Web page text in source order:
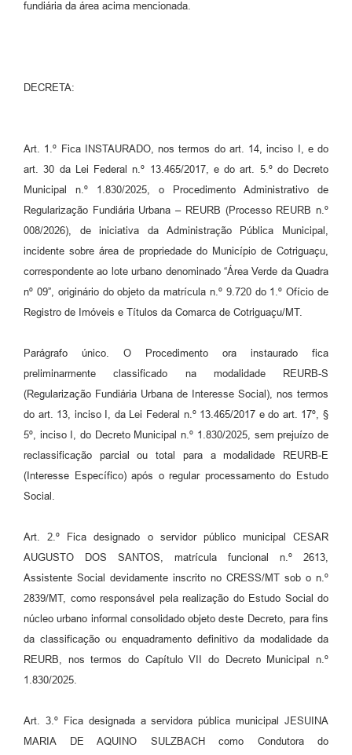
fundiária da área acima mencionada.
DECRETA:
Art. 1.º Fica INSTAURADO, nos termos do art. 14, inciso I, e do
art. 30 da Lei Federal n.º 13.465/2017, e do art. 5.º do Decreto
Municipal n.º 1.830/2025, o Procedimento Administrativo de
Regularização Fundiária Urbana – REURB (Processo REURB n.º
008/2026), de iniciativa da Administração Pública Municipal,
incidente sobre área de propriedade do Município de Cotriguaçu,
correspondente ao lote urbano denominado “Área Verde da Quadra
nº 09”, originário do objeto da matrícula n.º 9.720 do 1.º Ofício de
Registro de Imóveis e Títulos da Comarca de Cotriguaçu/MT.
Parágrafo único. O Procedimento ora instaurado fica
preliminarmente classificado na modalidade REURB-S
(Regularização Fundiária Urbana de Interesse Social), nos termos
do art. 13, inciso I, da Lei Federal n.º 13.465/2017 e do art. 17º, §
5º, inciso I, do Decreto Municipal n.º 1.830/2025, sem prejuízo de
reclassificação parcial ou total para a modalidade REURB-E
(Interesse Específico) após o regular processamento do Estudo
Social.
Art. 2.º Fica designado o servidor público municipal CESAR
AUGUSTO DOS SANTOS, matrícula funcional n.º 2613,
Assistente Social devidamente inscrito no CRESS/MT sob o n.º
2839/MT, como responsável pela realização do Estudo Social do
núcleo urbano informal consolidado objeto deste Decreto, para fins
da classificação ou enquadramento definitivo da modalidade da
REURB, nos termos do Capítulo VII do Decreto Municipal n.º
1.830/2025.
Art. 3.º Fica designada a servidora pública municipal JESUINA
MARIA DE AQUINO SULZBACH como Condutora do